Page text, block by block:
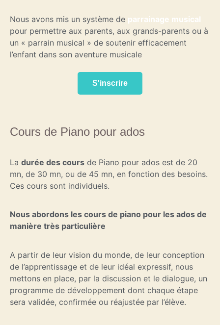
Nous avons mis un système de parrainage musical
pour permettre aux parents, aux grands-parents ou à
un « parrain musical » de soutenir efficacement
l’enfant dans son aventure musicale
S'inscrire
Cours de Piano pour ados
La durée des cours de Piano pour ados est de 20
mn, de 30 mn, ou de 45 mn, en fonction des besoins.
Ces cours sont individuels.
Nous abordons les cours de piano pour les ados de
manière très particulière
A partir de leur vision du monde, de leur conception
de l’apprentissage et de leur idéal expressif, nous
mettons en place, par la discussion et le dialogue, un
programme de développement dont chaque étape
sera validée, confirmée ou réajustée par l’élève.